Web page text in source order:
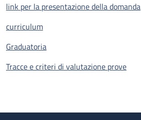
link per la presentazione della domanda
curriculum
Graduatoria
Tracce e criteri di valutazione prove